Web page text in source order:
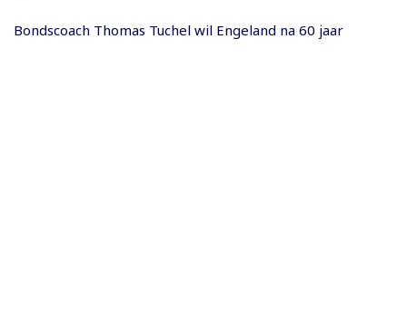
Bondscoach Thomas Tuchel wil Engeland na 60 jaar